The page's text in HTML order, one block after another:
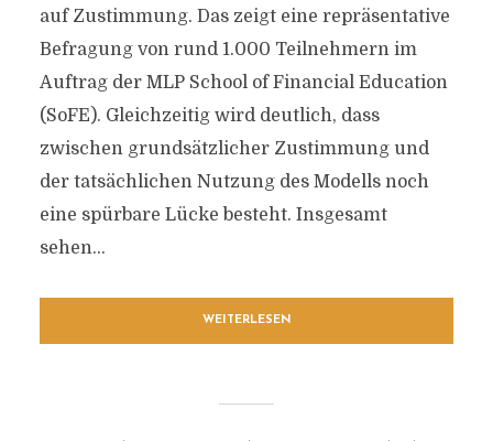
auf Zustimmung. Das zeigt eine repräsentative
Befragung von rund 1.000 Teilnehmern im
Auftrag der MLP School of Financial Education
(SoFE). Gleichzeitig wird deutlich, dass
zwischen grundsätzlicher Zustimmung und
der tatsächlichen Nutzung des Modells noch
eine spürbare Lücke besteht. Insgesamt
sehen...
WEITERLESEN